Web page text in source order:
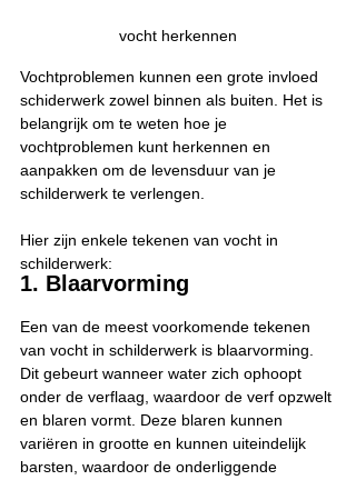
vocht herkennen
Vochtproblemen kunnen een grote invloed
schiderwerk zowel binnen als buiten. Het is
belangrijk om te weten hoe je
vochtproblemen kunt herkennen en
aanpakken om de levensduur van je
schilderwerk te verlengen.
Hier zijn enkele tekenen van vocht in
schilderwerk:
1. Blaarvorming
Een van de meest voorkomende tekenen
van vocht in schilderwerk is blaarvorming.
Dit gebeurt wanneer water zich ophoopt
onder de verflaag, waardoor de verf opzwelt
en blaren vormt. Deze blaren kunnen
variëren in grootte en kunnen uiteindelijk
barsten, waardoor de onderliggende